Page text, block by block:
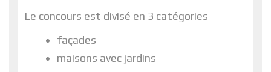
Le concours est divisé en 3 catégories
façades
maisons avec jardins